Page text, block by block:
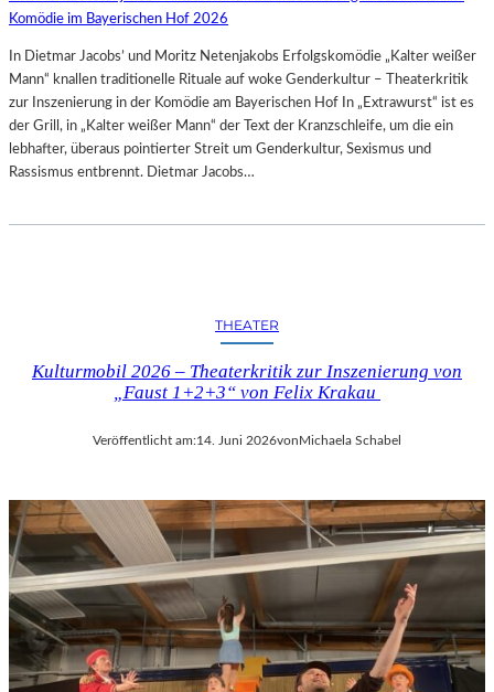
In Dietmar Jacobs’ und Moritz Netenjakobs Erfolgskomödie „Kalter weißer
Mann“ knallen traditionelle Rituale auf woke Genderkultur – Theaterkritik
zur Inszenierung in der Komödie am Bayerischen Hof In „Extrawurst“ ist es
der Grill, in „Kalter weißer Mann“ der Text der Kranzschleife, um die ein
lebhafter, überaus pointierter Streit um Genderkultur, Sexismus und
Rassismus entbrennt. Dietmar Jacobs…
THEATER
Kulturmobil 2026 – Theaterkritik zur Inszenierung von
„Faust 1+2+3“ von Felix Krakau
Veröffentlicht am:14. Juni 2026vonMichaela Schabel